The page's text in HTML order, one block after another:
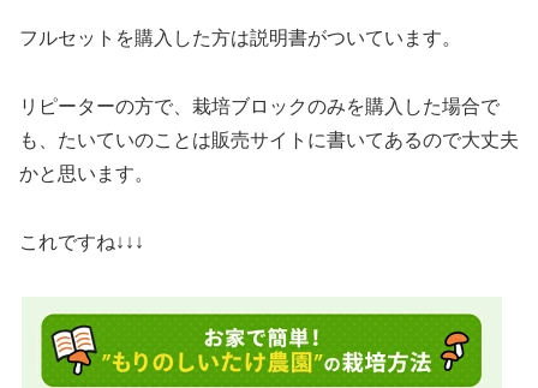
フルセットを購入した方は説明書がついています。
リピーターの方で、栽培ブロックのみを購入した場合で
も、たいていのことは販売サイトに書いてあるので大丈夫
かと思います。
これですね↓↓↓